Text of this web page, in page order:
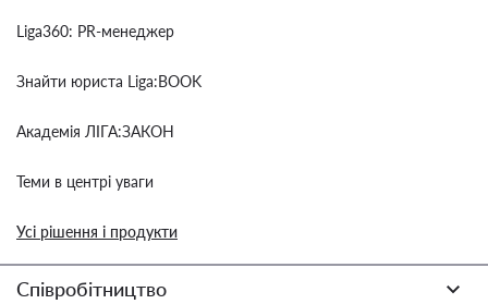
Liga360: PR-менеджер
Знайти юриста Liga:BOOK
Академія ЛІГА:ЗАКОН
Теми в центрі уваги
Усі рішення і продукти
Співробітництво